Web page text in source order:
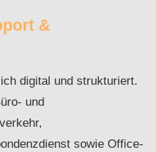
&
digital und strukturiert.
und
sowie Office-